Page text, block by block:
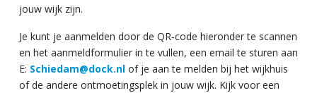
jouw wijk zijn.
Je kunt je aanmelden door de QR-code hieronder te scannen
en het aanmeldformulier in te vullen, een email te sturen aan
E: Schiedam@dock.nl of je aan te melden bij het wijkhuis
of de andere ontmoetingsplek in jouw wijk. Kijk voor een